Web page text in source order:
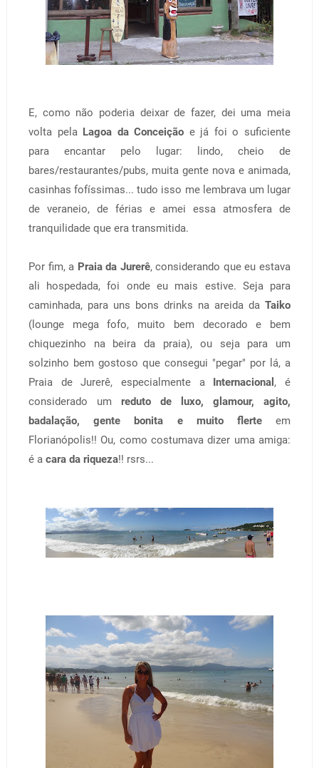
E, como não poderia deixar de fazer, dei uma meia
volta pela Lagoa da Conceição e já foi o suficiente
para encantar pelo lugar: lindo, cheio de
bares/restaurantes/pubs, muita gente nova e animada,
casinhas fofíssimas... tudo isso me lembrava um lugar
de veraneio, de férias e amei essa atmosfera de
tranquilidade que era transmitida.
Por fim, a Praia da Jurerê, considerando que eu estava
ali hospedada, foi onde eu mais estive. Seja para
caminhada, para uns bons drinks na areida daTaiko
(lounge mega fofo, muito bem decorado e bem
chiquezinho na beira da praia), ou seja para um
solzinho bem gostoso que consegui "pegar" por lá, a
Praia de Jurerê, especialmente a Internacional , é
considerado um reduto de luxo, glamour, agito,
badalação, gente bonita e muito flerteem
Florianópolis!! Ou, como costumava dizer uma amiga:
é a cara da riqueza!! rsrs...